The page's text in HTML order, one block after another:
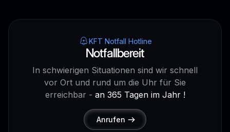
KFT Notfall Hotline
Notfallbereit
In schwierigen Situationen sind wir schnell
vor Ort und rund um die Uhr für Sie
erreichbar - an 365 Tagen im Jahr !
Anrufen